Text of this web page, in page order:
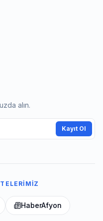
alın.
Kayıt Ol
HaberAfyon